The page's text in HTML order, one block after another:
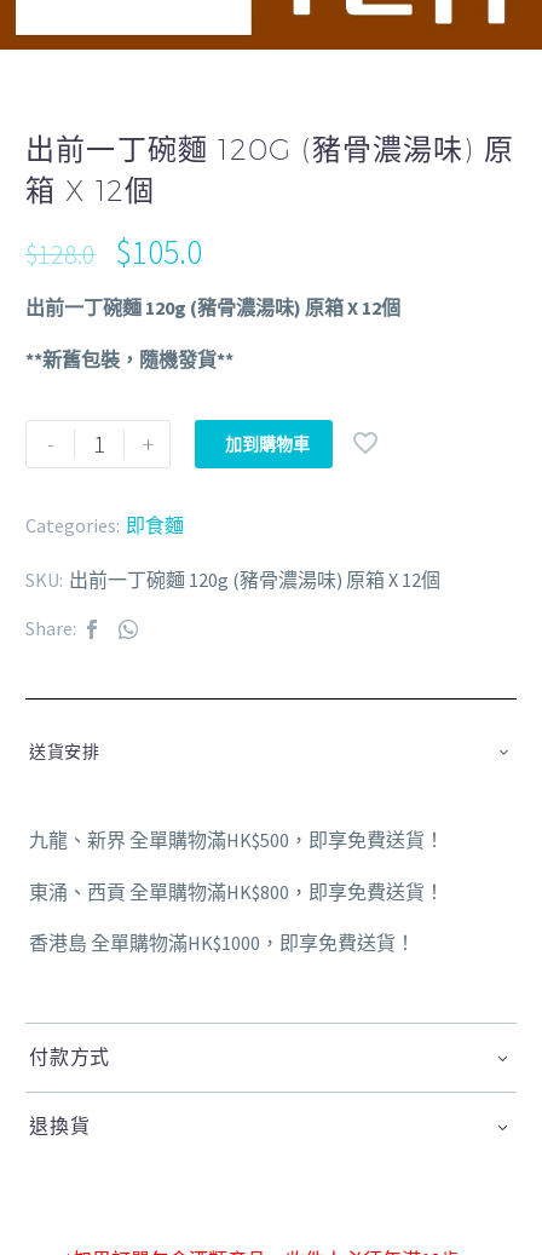
出前一丁碗麵 120G (豬骨濃湯味) 原
箱 X 12個
$128.0 $105.0
出前一丁碗麵 120g (豬骨濃湯味) 原箱 X 12個
**新舊包裝，隨機發貨**
- + 加到購物車
Categories: 即食麵
SKU: 出前一丁碗麵 120g (豬骨濃湯味) 原箱 X 12個
Share:
送貨安排
九龍、新界 全單購物滿HK$500，即享免費送貨！
東涌、西貢 全單購物滿HK$800，即享免費送貨！
香港島 全單購物滿HK$1000，即享免費送貨！
付款方式
退換貨